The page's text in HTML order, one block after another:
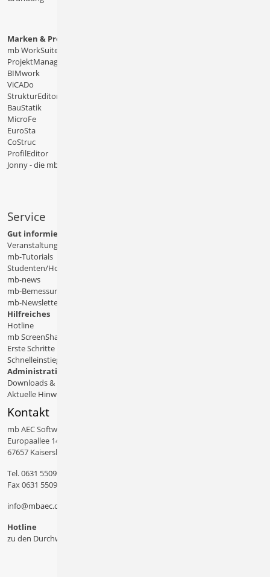
Marken & Produkte
mb WorkSuite
ProjektManager
BIMwork
ViCADo
StrukturEditor
BauStatik
MicroFe
EuroSta
CoStruc
ProfilEditor
Jonny - die mb-App
Service
Gut informiert
Veranstaltungen
mb-Tutorials
Studenten/Hochschule
mb-news
mb-Bemessungstafeln
mb-Newsletter
Hilfreiches
Hotline
mb ScreenShare
Erste Schritte
Schnelleinstiege & Doku
Administratives
Downloads & Patches
Aktuelle Hinweise
Kontakt
mb AEC Software GmbH
Europaallee 14
67657 Kaiserslautern
Tel.0631 550999 11
Fax 0631 550999 20
info@mbaec.de
Hotline
zu den Durchwahlen